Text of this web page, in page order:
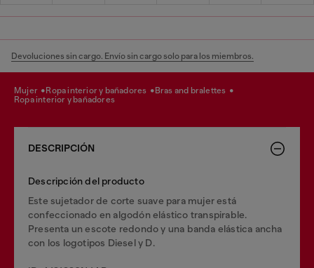
Devoluciones sin cargo. Envío sin cargo solo para los miembros.
mujer ropa interior y bañadores
bras and bralettes
ropa interior y bañadores
DESCRIPCIÓN
Descripción del producto
Este sujetador de corte suave para mujer está
confeccionado en algodón elástico transpirable.
Presenta un escote redondo y una banda elástica ancha
con los logotipos Diesel y D.